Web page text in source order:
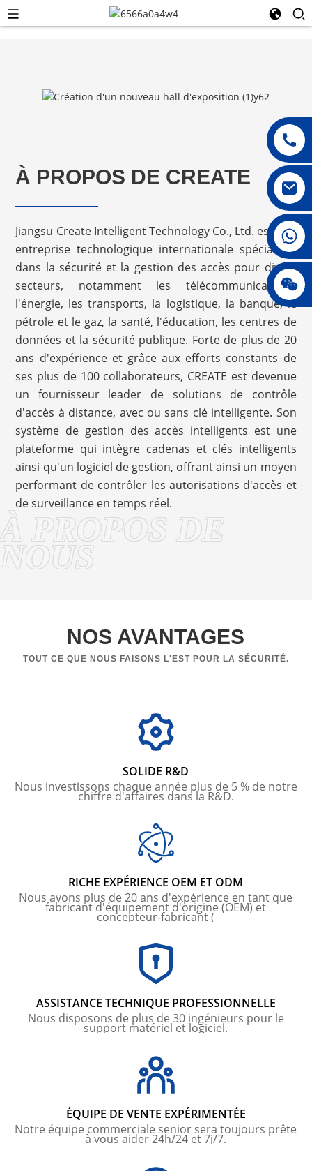
008615396811719
jenny010678
À PROPOS DE CREATE
Jiangsu Create Intelligent Technology Co., Ltd. est une
entreprise technologique internationale spécialisée
dans la sécurité et la gestion des accès pour divers
secteurs, notamment les télécommunications,
l'énergie, les transports, la logistique, la banque, le
pétrole et le gaz, la santé, l'éducation, les centres de
données et la sécurité publique. Forte de plus de 20
ans d'expérience et grâce aux efforts constants de
ses plus de 100 collaborateurs, CREATE est devenue
un fournisseur leader de solutions de contrôle
d'accès à distance, avec ou sans clé intelligente. Son
système de gestion des accès intelligents est une
plateforme qui intègre cadenas et clés intelligents
ainsi qu'un logiciel de gestion, offrant ainsi un moyen
performant de contrôler les autorisations d'accès et
de surveillance en temps réel.
À PROPOS DE
NOUS
NOS AVANTAGES
TOUT CE QUE NOUS FAISONS L'EST POUR LA SÉCURITÉ.
SOLIDE R&D
Nous investissons chaque année plus de 5 % de notre
chiffre d'affaires dans la R&D.
RICHE EXPÉRIENCE OEM ET ODM
Nous avons plus de 20 ans d'expérience en tant que
fabricant d'équipement d'origine (OEM) et
concepteur-fabricant (
ASSISTANCE TECHNIQUE PROFESSIONNELLE
Nous disposons de plus de 30 ingénieurs pour le
support matériel et logiciel.
ÉQUIPE DE VENTE EXPÉRIMENTÉE
Notre équipe commerciale senior sera toujours prête
à vous aider 24h/24 et 7j/7.